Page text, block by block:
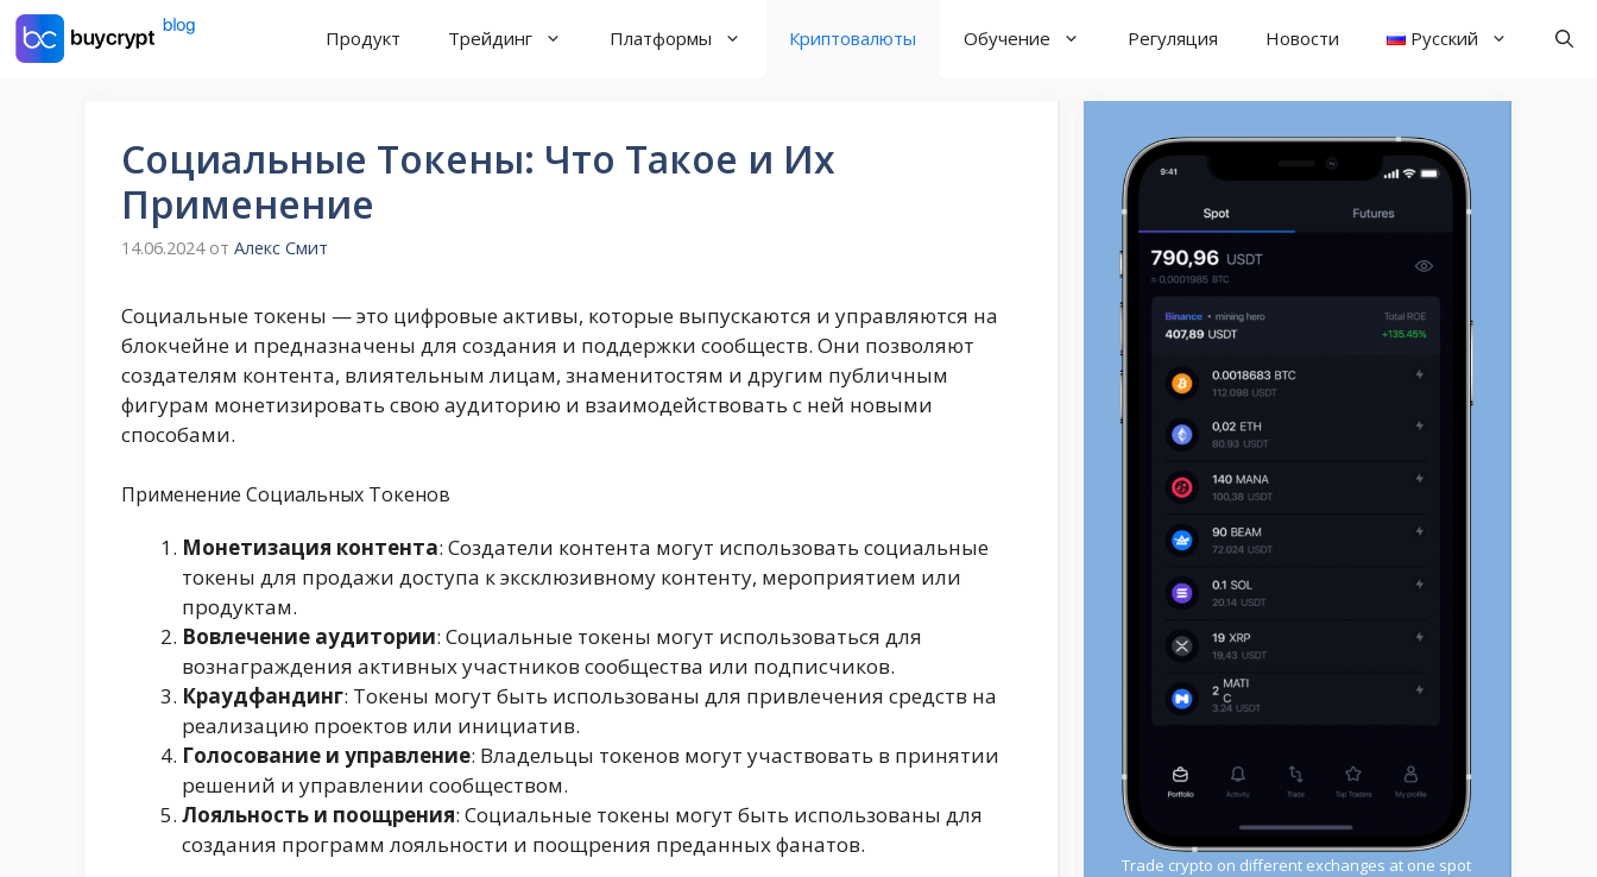
Перейти
Продукт Трейдинг Платформы Криптовалюты Обучение Регуляция Новости Русский
Социальные Токены: Что Такое и Их
Применение
14.06.2024 от Алекс Смит
Социальные токены — это цифровые активы, которые выпускаются и управляются на
блокчейне и предназначены для создания и поддержки сообществ. Они позволяют
создателям контента, влиятельным лицам, знаменитостям и другим публичным
фигурам монетизировать свою аудиторию и взаимодействовать с ней новыми
способами.
Применение Социальных Токенов
Монетизация контента: Создатели контента могут использовать социальные
токены для продажи доступа к эксклюзивному контенту, мероприятием или
продуктам.
Вовлечение аудитории: Социальные токены могут использоваться для
вознаграждения активных участников сообщества или подписчиков.
Краудфандинг: Токены могут быть использованы для привлечения средств на
реализацию проектов или инициатив.
Голосование и управление: Владельцы токенов могут участвовать в принятии
решений и управлении сообществом.
Лояльность и поощрения: Социальные токены могут быть использованы для
создания программ лояльности и поощрения преданных фанатов.
Trade crypto on different exchanges at one spot